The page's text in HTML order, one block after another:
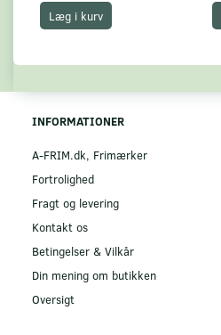
Læg i kurv
INFORMATIONER
A-FRIM.dk, Frimærker
Fortrolighed
Fragt og levering
Kontakt os
Betingelser & Vilkår
Din mening om butikken
Oversigt